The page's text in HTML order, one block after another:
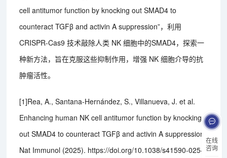
在线
咨询
cell antitumor function by knocking out SMAD4 to
counteract TGFβ and activin A suppression”，利用
CRISPR-Cas9 技术敲除人类 NK 细胞中的SMAD4，探索一
种新方法，旨在克服这些抑制作用，增强 NK 细胞介导的抗
肿瘤活性。
[1]Rea, A., Santana-Hernández, S., Villanueva, J. et al.
Enhancing human NK cell antitumor function by knocking
out SMAD4 to counteract TGFβ and activin A suppression.
Nat Immunol (2025). https://doi.org/10.1038/s41590-025-